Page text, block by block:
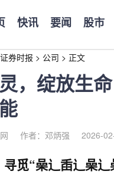
快讯 要闻 股市
证券时报 > 公司 > 正文
，绽放生
作者：邓炳强 2026-
觅“喿辶臿辶喿